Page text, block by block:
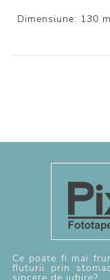
Dimensiune: 130
Ce poate fi mai
fluturii prin